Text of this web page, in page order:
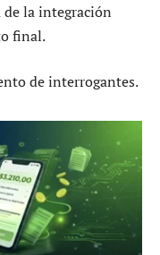
de la integración
final.
de interrogantes.